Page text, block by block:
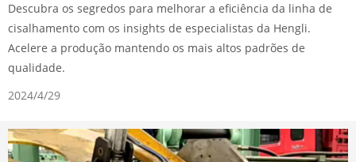
Descubra os segredos para melhorar a eficiência da linha de
cisalhamento com os insights de especialistas da Hengli.
Acelere a produção mantendo os mais altos padrões de
qualidade.
2024/4/29